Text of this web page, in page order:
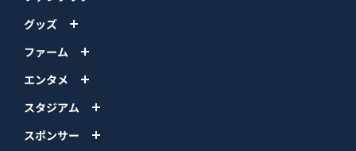
グッズ
ファーム
エンタメ
スタジアム
スポンサー